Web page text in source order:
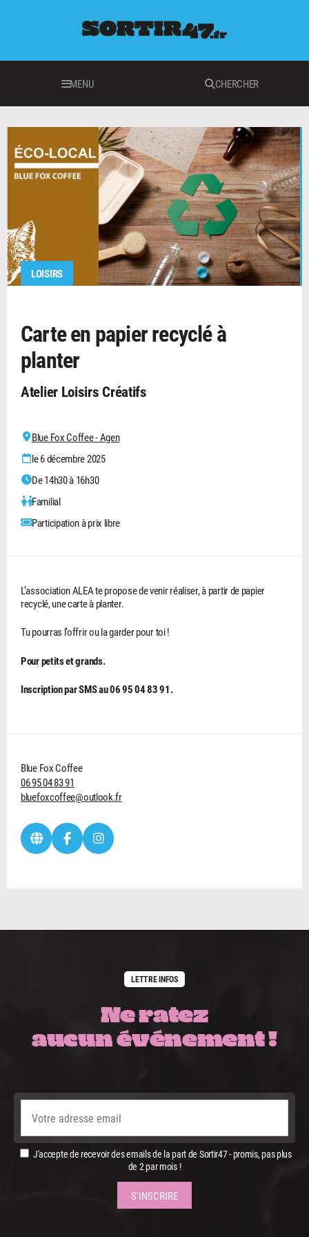
MENU CHERCHER
LOISIRS
Carte en papier recyclé à
planter
Atelier Loisirs Créatifs
Blue Fox Coffee - Agen
le 6 décembre 2025
De 14h30 à 16h30
Familial
Participation à prix libre
L’association ALEA te propose de venir réaliser, à partir de papier
recyclé, une carte à planter.
Tu pourras l’offrir ou la garder pour toi !
Pour petits et grands.
Inscription par SMS au 06 95 04 83 91.
Blue Fox Coffee
06 95 04 83 91
bluefoxcoffee@outlook.fr
LETTRE INFOS
Ne ratez
aucun événement !
J'accepte de recevoir des emails de la part de Sortir47 - promis, pas plus
de 2 par mois !